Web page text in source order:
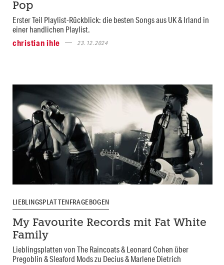
Pop
Erster Teil Playlist-Rückblick: die besten Songs aus UK & Irland in
einer handlichen Playlist.
christian ihle
23.12.2024
LIEBLINGSPLATTENFRAGEBOGEN
My Favourite Records mit Fat White
Family
Lieblingsplatten von The Raincoats & Leonard Cohen über
Pregoblin & Sleaford Mods zu Decius & Marlene Dietrich